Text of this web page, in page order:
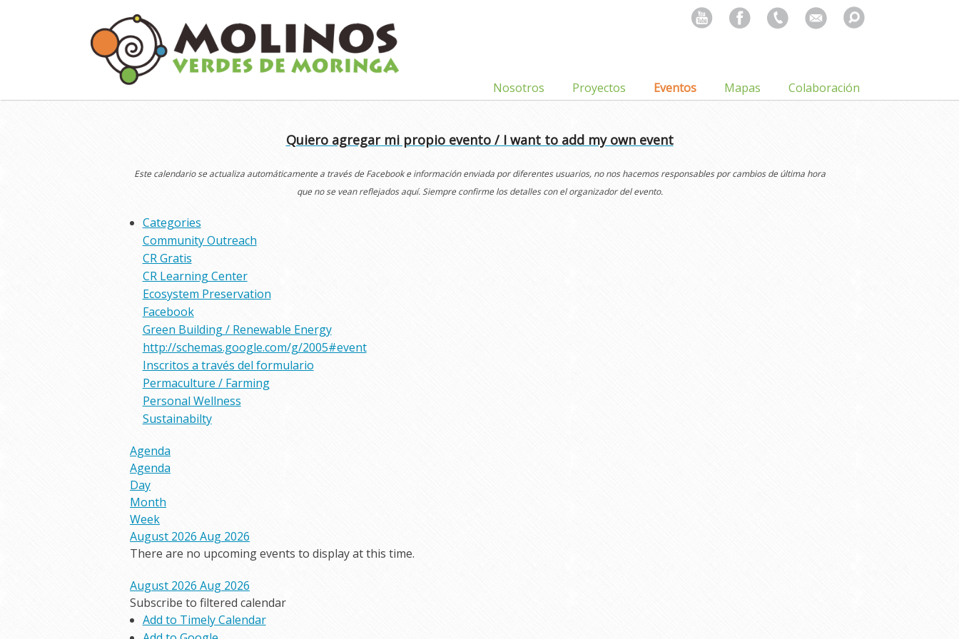
Search
for:
Nosotros Proyectos Eventos Mapas Colaboración
Quiero agregar mi propio evento / I want to add my own event
Este calendario se actualiza automáticamente a través de Facebook e información enviada por diferentes usuarios, no nos hacemos responsables por cambios de última hora
que no se vean reflejados aquí. Siempre confirme los detalles con el organizador del evento.
Categories
Community Outreach
CR Gratis
CR Learning Center
Ecosystem Preservation
Facebook
Green Building / Renewable Energy
http://schemas.google.com/g/2005#event
Inscritos a través del formulario
Permaculture / Farming
Personal Wellness
Sustainabilty
Agenda
Agenda
Day
Month
Week
August 2026 Aug 2026
There are no upcoming events to display at this time.
August 2026 Aug 2026
Subscribe to filtered calendar
Add to Timely Calendar